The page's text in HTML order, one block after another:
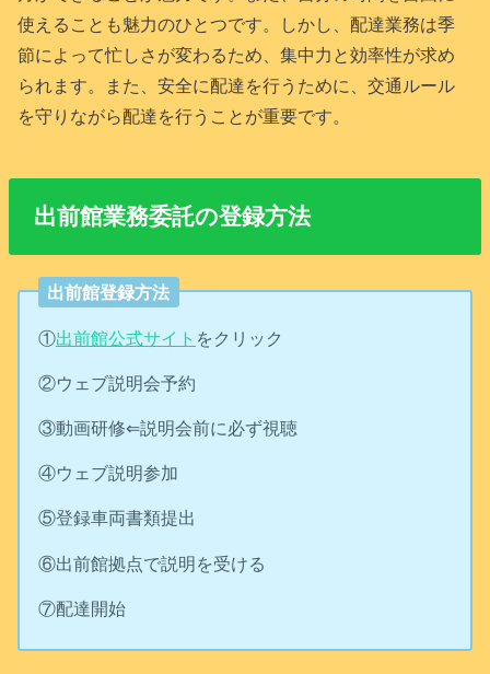
使えることも魅力のひとつです。しかし、配達業務は季
節によって忙しさが変わるため、集中力と効率性が求め
られます。また、安全に配達を行うために、交通ルール
を守りながら配達を行うことが重要です。
出前館業務委託の登録方法
出前館登録方法
①出前館公式サイト をクリック
②ウェブ説明会予約
③動画研修⇐説明会前に必ず視聴
④ウェブ説明参加
⑤登録車両書類提出
⑥出前館拠点で説明を受ける
⑦配達開始